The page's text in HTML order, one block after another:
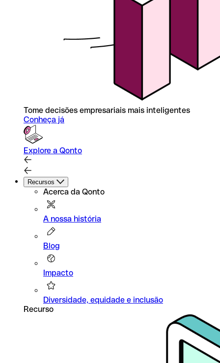
Tome decisões empresariais mais inteligentes
Conheça já
Explore a Qonto
Recursos
Acerca da Qonto
A nossa história
Blog
Impacto
Diversidade, equidade e inclusão
Recurso